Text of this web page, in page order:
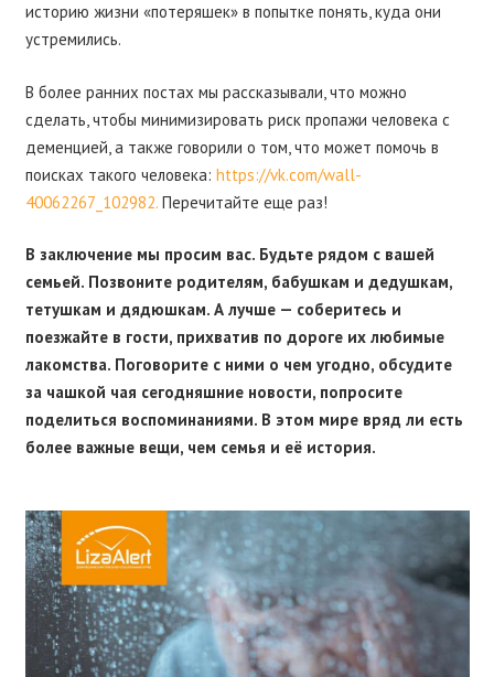
историю жизни «потеряшек» в попытке понять, куда они
устремились.
В более ранних постах мы рассказывали, что можно
сделать, чтобы минимизировать риск пропажи человека с
деменцией, а также говорили о том, что может помочь в
поисках такого человека: https://vk.com/wall-
40062267_102982.Перечитайте еще раз!
В заключение мы просим вас. Будьте рядом с вашей
семьей. Позвоните родителям, бабушкам и дедушкам,
тетушкам и дядюшкам. А лучше — соберитесь и
поезжайте в гости, прихватив по дороге их любимые
лакомства. Поговорите с ними о чем угодно, обсудите
за чашкой чая сегодняшние новости, попросите
поделиться воспоминаниями. В этом мире вряд ли есть
более важные вещи, чем семья и её история.